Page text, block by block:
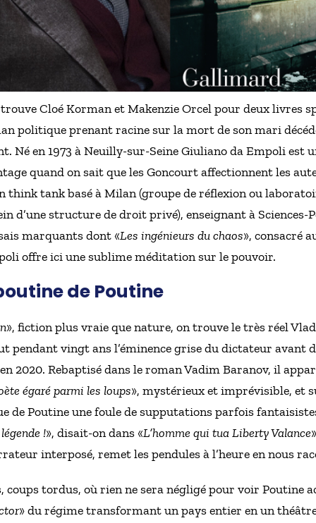
Cloé Korman et Makenzie Orcel pour deux livres
politique prenant racine sur la mort de son mari
Né en 1973 à Neuilly-sur-Seine Giuliano da Empoli est
quand on sait que les Goncourt affectionnent les
think tank basé à Milan (groupe de réflexion ou
d’une structure de droit privé), enseignant à Sciences-
marquants dont «Les ingénieurs du chaos», consacré
offre ici une sublime méditation sur le pouvoir.
de Poutine
», fiction plus vraie que nature, on trouve le très réel
pendant vingt ans l’éminence grise du dictateur avant
2020. Rebaptisé dans le roman Vadim Baranov, il
égaré parmi les loups», mystérieux et imprévisible, et
de Poutine une foule de supputations parfois
!», disait-on dans «L’homme qui tua Liberty Valance
interposé, remet les pendules à l’heure en nous
tordus, où rien ne sera négligé pour voir Poutine
» du régime transformant un pays entier en un